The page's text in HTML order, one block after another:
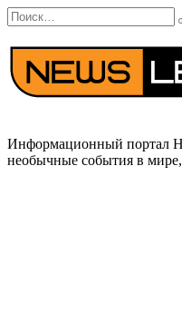
Перейти
к
содержанию
Search
for:
Информационный портал
необычные события в